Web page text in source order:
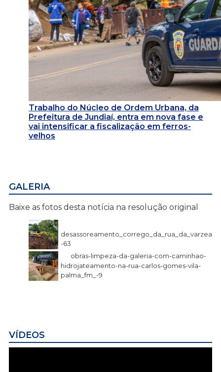
Trabalho do Núcleo de Ordem Urbana, da
Prefeitura de Jundiaí, entra em nova fase e
vai intensificar a fiscalização em ferros-
velhos
GALERIA
Baixe as fotos desta notícia na resolução original
desassoreamento_corrego_da_rua_da_varzea
-63
obras-limpeza-da-galeria-com-caminhao-
hidrojateamento-na-rua-carlos-gomes-vila-
palma_fm_-9
VÍDEOS